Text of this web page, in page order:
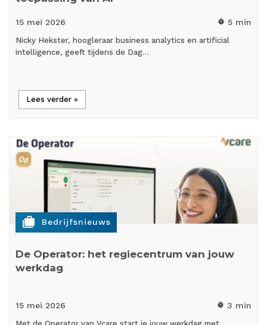
15 mei 2026 timer 5 min
Nicky Hekster, hoogleraar business analytics en artificial
intelligence, geeft tijdens de Dag…
Lees verder »
cases Bedrijfsnieuws
De Operator: het regiecentrum van jouw
werkdag
15 mei 2026 timer 3 min